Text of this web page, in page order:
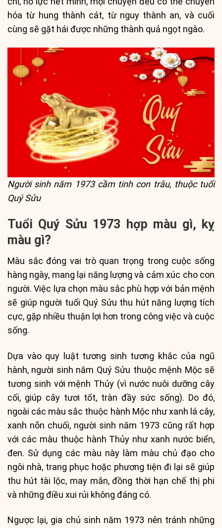
hóa từ hung thành cát, từ nguy thành an, và cuối
cùng sẽ gặt hái được những thành quả ngọt ngào.
Người sinh năm 1973 cầm tinh con trâu, thuộc tuổi
Quý Sửu
Tuổi Quý Sửu 1973 hợp màu gì, kỵ
màu gì?
Màu sắc đóng vai trò quan trọng trong cuộc sống
hàng ngày, mang lại năng lượng và cảm xúc cho con
người. Việc lựa chọn màu sắc phù hợp với bản mệnh
sẽ giúp người tuổi Quý Sửu thu hút năng lượng tích
cực, gặp nhiều thuận lợi hơn trong công việc và cuộc
sống.
Dựa vào quy luật tương sinh tương khắc của ngũ
hành, người sinh năm Quý Sửu thuộc mệnh Mộc sẽ
tương sinh với mệnh Thủy (vì nước nuôi dưỡng cây
cối, giúp cây tươi tốt, tràn đầy sức sống). Do đó,
ngoài các màu sắc thuộc hành Mộc như xanh lá cây,
xanh nõn chuối, người sinh năm 1973 cũng rất hợp
với các màu thuộc hành Thủy như xanh nước biển,
đen. Sử dụng các màu này làm màu chủ đạo cho
ngôi nhà, trang phục hoặc phương tiện đi lại sẽ giúp
thu hút tài lộc, may mắn, đồng thời hạn chế thị phi
và những điều xui rủi không đáng có.
Ngược lại, gia chủ sinh năm 1973 nên tránh những